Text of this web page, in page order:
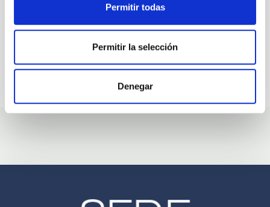
Permitir todas
Permitir la selección
Denegar